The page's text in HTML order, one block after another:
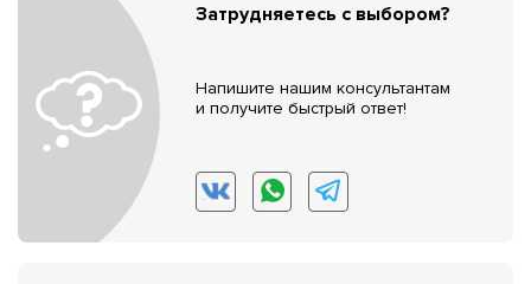
Затрудняетесь с выбором?
Напишите нашим консультантам
и получите быстрый ответ!